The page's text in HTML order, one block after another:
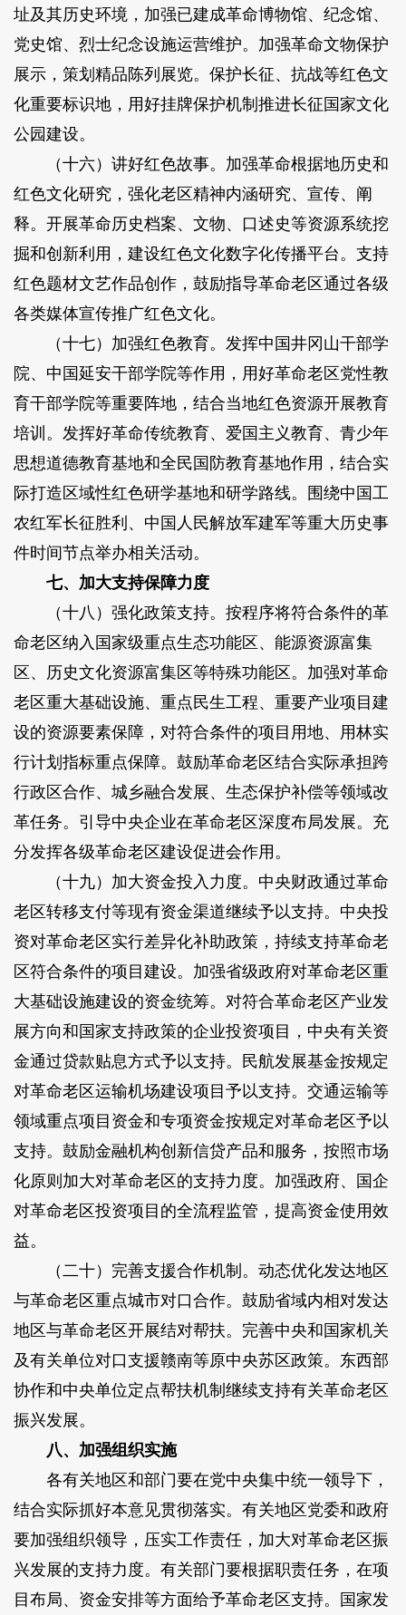
址及其历史环境，加强已建成革命博物馆、纪念馆、
党史馆、烈士纪念设施运营维护。加强革命文物保护
展示，策划精品陈列展览。保护长征、抗战等红色文
化重要标识地，用好挂牌保护机制推进长征国家文化
公园建设。
（十六）讲好红色故事。加强革命根据地历史和
红色文化研究，强化老区精神内涵研究、宣传、阐
释。开展革命历史档案、文物、口述史等资源系统挖
掘和创新利用，建设红色文化数字化传播平台。支持
红色题材文艺作品创作，鼓励指导革命老区通过各级
各类媒体宣传推广红色文化。
（十七）加强红色教育。发挥中国井冈山干部学
院、中国延安干部学院等作用，用好革命老区党性教
育干部学院等重要阵地，结合当地红色资源开展教育
培训。发挥好革命传统教育、爱国主义教育、青少年
思想道德教育基地和全民国防教育基地作用，结合实
际打造区域性红色研学基地和研学路线。围绕中国工
农红军长征胜利、中国人民解放军建军等重大历史事
件时间节点举办相关活动。
七、加大支持保障力度
（十八）强化政策支持。按程序将符合条件的革
命老区纳入国家级重点生态功能区、能源资源富集
区、历史文化资源富集区等特殊功能区。加强对革命
老区重大基础设施、重点民生工程、重要产业项目建
设的资源要素保障，对符合条件的项目用地、用林实
行计划指标重点保障。鼓励革命老区结合实际承担跨
行政区合作、城乡融合发展、生态保护补偿等领域改
革任务。引导中央企业在革命老区深度布局发展。充
分发挥各级革命老区建设促进会作用。
（十九）加大资金投入力度。中央财政通过革命
老区转移支付等现有资金渠道继续予以支持。中央投
资对革命老区实行差异化补助政策，持续支持革命老
区符合条件的项目建设。加强省级政府对革命老区重
大基础设施建设的资金统筹。对符合革命老区产业发
展方向和国家支持政策的企业投资项目，中央有关资
金通过贷款贴息方式予以支持。民航发展基金按规定
对革命老区运输机场建设项目予以支持。交通运输等
领域重点项目资金和专项资金按规定对革命老区予以
支持。鼓励金融机构创新信贷产品和服务，按照市场
化原则加大对革命老区的支持力度。加强政府、国企
对革命老区投资项目的全流程监管，提高资金使用效
益。
（二十）完善支援合作机制。动态优化发达地区
与革命老区重点城市对口合作。鼓励省域内相对发达
地区与革命老区开展结对帮扶。完善中央和国家机关
及有关单位对口支援赣南等原中央苏区政策。东西部
协作和中央单位定点帮扶机制继续支持有关革命老区
振兴发展。
八、加强组织实施
各有关地区和部门要在党中央集中统一领导下，
结合实际抓好本意见贯彻落实。有关地区党委和政府
要加强组织领导，压实工作责任，加大对革命老区振
兴发展的支持力度。有关部门要根据职责任务，在项
目布局、资金安排等方面给予革命老区支持。国家发